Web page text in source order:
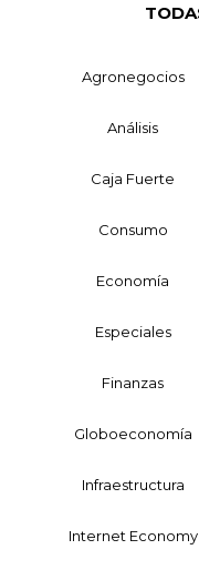
Agronegocios
Análisis
Caja Fuerte
Consumo
Economía
Especiales
Finanzas
Globoeconomía
Infraestructura
Internet Economy